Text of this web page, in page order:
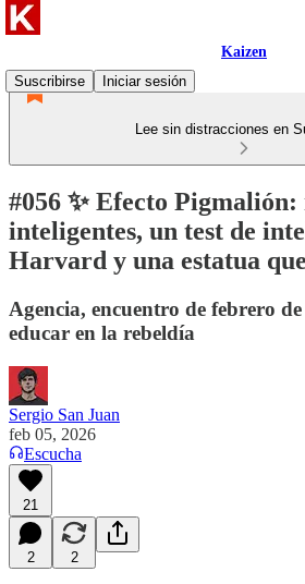
Kaizen
Suscribirse
Iniciar sesión
Lee sin distracciones en
#056 ✨ Efecto Pigmalión:
inteligentes, un test de
Harvard y una estatua
Agencia, encuentro de febrero
educar en la rebeldía
Sergio San Juan
feb 05, 2026
Escucha
21
2 2